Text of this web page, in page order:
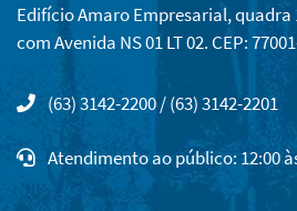
Edifício Amaro Empresarial, quadra
com Avenida NS 01 LT 02. CEP:
(63) 3142-2200 / (63) 3142-2201
Atendimento ao público: 12:00